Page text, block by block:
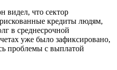
видел, что сектор
кредиты людям,
в среднесрочной
уже было зафиксировано,
проблемы с выплатой